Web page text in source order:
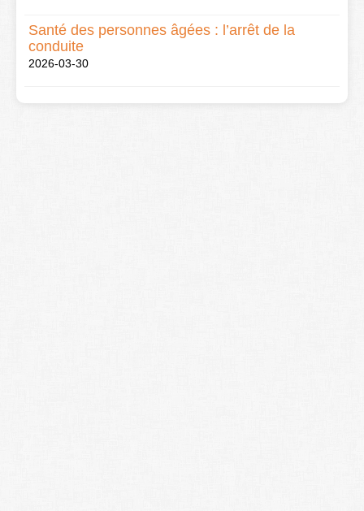
Santé des personnes âgées : l’arrêt de la
conduite
2026-03-30